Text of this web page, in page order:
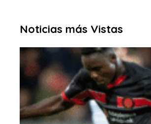
Noticias más Vistas